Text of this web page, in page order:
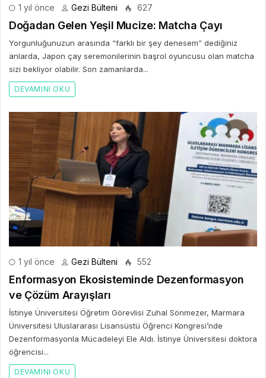
1 yıl önce Gezi Bülteni 627
Doğadan Gelen Yeşil Mucize: Matcha Çayı
Yorgunluğunuzun arasında “farklı bir şey denesem” dediğiniz
anlarda, Japon çay seremonilerinin başrol oyuncusu olan matcha
sizi bekliyor olabilir. Son zamanlarda...
DEVAMINI OKU
1 yıl önce Gezi Bülteni 552
Enformasyon Ekosisteminde Dezenformasyon
ve Çözüm Arayışları
İstinye Üniversitesi Öğretim Görevlisi Zuhal Sönmezer, Marmara
Üniversitesi Uluslararası Lisansüstü Öğrenci Kongresi’nde
Dezenformasyonla Mücadeleyi Ele Aldı. İstinye Üniversitesi doktora
öğrencisi...
DEVAMINI OKU